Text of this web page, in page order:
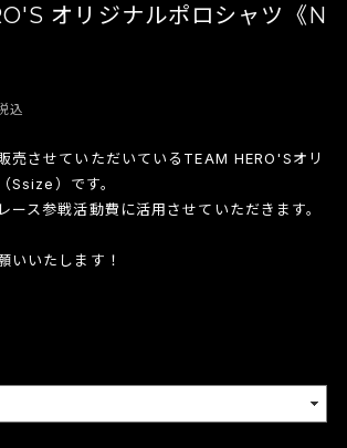
オリジナルポロシャツ《N
込
売させていただいているTEAM HERO'Sオリ
Ssize）です。
ース参戦活動費に活用させていただきます。
いいたします！